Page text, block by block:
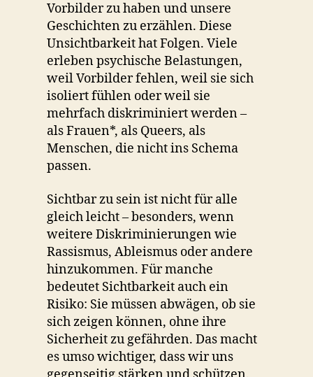
Vorbilder zu haben und unsere
Geschichten zu erzählen. Diese
Unsichtbarkeit hat Folgen. Viele
erleben psychische Belastungen,
weil Vorbilder fehlen, weil sie sich
isoliert fühlen oder weil sie
mehrfach diskriminiert werden –
als Frauen*, als Queers, als
Menschen, die nicht ins Schema
passen.
Sichtbar zu sein ist nicht für alle
gleich leicht – besonders, wenn
weitere Diskriminierungen wie
Rassismus, Ableismus oder andere
hinzukommen. Für manche
bedeutet Sichtbarkeit auch ein
Risiko: Sie müssen abwägen, ob sie
sich zeigen können, ohne ihre
Sicherheit zu gefährden. Das macht
es umso wichtiger, dass wir uns